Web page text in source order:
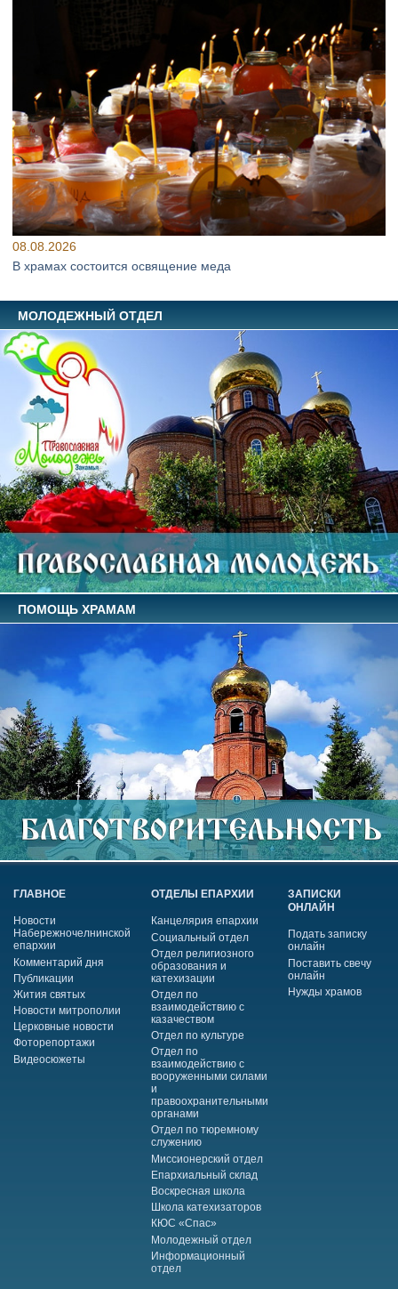
08.08.2026
В храмах состоится освящение меда
МОЛОДЕЖНЫЙ ОТДЕЛ
ПОМОЩЬ ХРАМАМ
ГЛАВНОЕ
Новости
Набережночелнинской
епархии
Комментарий дня
Публикации
Жития святых
Новости митрополии
Церковные новости
Фоторепортажи
Видеосюжеты
ОТДЕЛЫ ЕПАРХИИ
Канцелярия епархии
Социальный отдел
Отдел религиозного
образования и
катехизации
Отдел по
взаимодействию с
казачеством
Отдел по культуре
Отдел по
взаимодействию с
вооруженными силами
и
правоохранительными
органами
Отдел по тюремному
служению
Миссионерский отдел
Епархиальный склад
Воскресная школа
Школа катехизаторов
КЮС «Спас»
Молодежный отдел
Информационный
отдел
ЗАПИСКИ
ОНЛАЙН
Подать записку
онлайн
Поставить свечу
онлайн
Нужды храмов